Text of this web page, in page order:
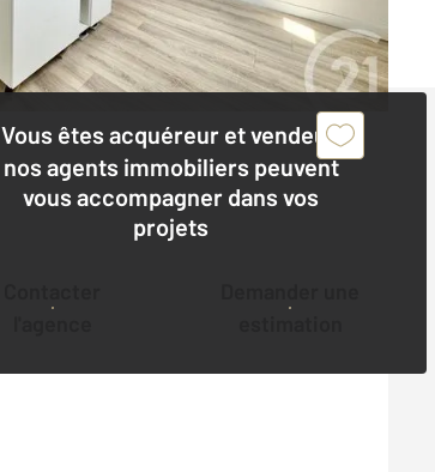
Vous êtes acquéreur et vendeur,
nos agents immobiliers peuvent
vous accompagner dans vos
projets